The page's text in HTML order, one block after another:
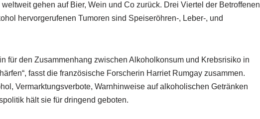
gehen auf Bier, Wein und Co zurück. Drei Viertel der Betroffenen
hervorgerufenen Tumoren sind Speiseröhren-, Leber-, und
für den Zusammenhang zwischen Alkoholkonsum und Krebsrisiko in
fasst die französische Forscherin Harriet Rumgay zusammen.
Vermarktungsverbote, Warnhinweise auf alkoholischen Getränken
hält sie für dringend geboten.